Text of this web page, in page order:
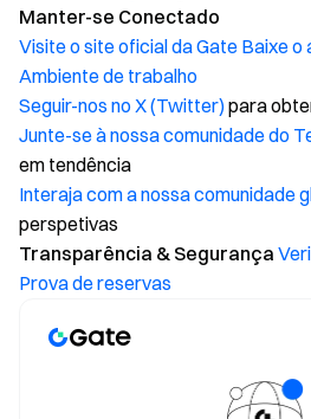
Manter-se Conectado
Visite o site oficial da Gate Baixe o
Ambiente de trabalho
Seguir-nos no X (Twitter)para
Junte-se à nossa comunidade do
em tendência
Interaja com a nossa comunidade
perspetivas
Transparência & Segurança
Prova de reservas